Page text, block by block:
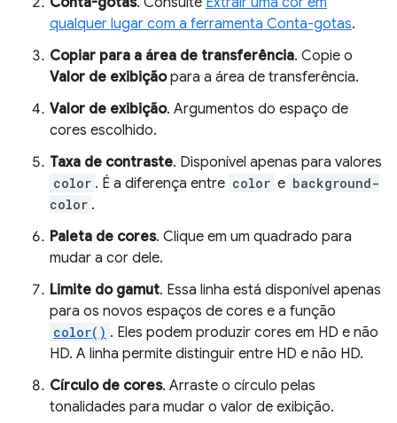
qualquer lugar com a ferramenta Conta-gotas.
Copiar para a área de transferência. Copie o
Valor de exibiçãopara a área de transferência.
Valor de exibição. Argumentos do espaço de
cores escolhido.
Taxa de contraste. Disponível apenas para valores
color . É a diferença entre color e background-
color .
Paleta de cores. Clique em um quadrado para
mudar a cor dele.
Limite do gamut. Essa linha está disponível apenas
para os novos espaços de cores e a função
color() . Eles podem produzir cores em HD e não
HD. A linha permite distinguir entre HD e não HD.
Círculo de cores. Arraste o círculo pelas
tonalidades para mudar o valor de exibição.